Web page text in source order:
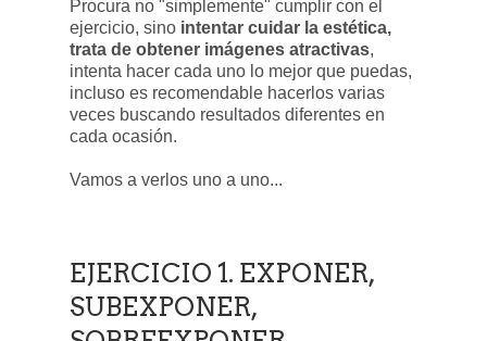
Procura no "simplemente" cumplir con el
ejercicio, sino intentar cuidar la estética,
trata de obtener imágenes atractivas,
intenta hacer cada uno lo mejor que puedas,
incluso es recomendable hacerlos varias
veces buscando resultados diferentes en
cada ocasión.
Vamos a verlos uno a uno...
EJERCICIO 1. EXPONER,
SUBEXPONER,